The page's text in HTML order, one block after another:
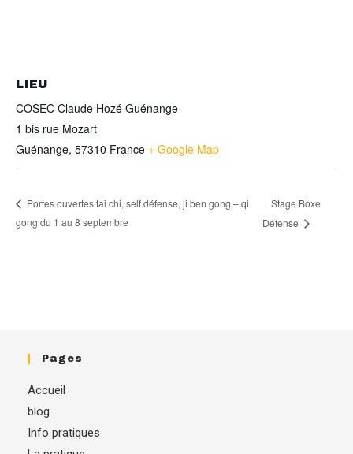
LIEU
COSEC Claude Hozé Guénange
1 bis rue Mozart
Guénange, 57310 France + Google Map
Portes ouvertes tai chi, self défense, ji ben gong – qi
gong du 1 au 8 septembre
Stage Boxe
Défense
Pages
Accueil
blog
Info pratiques